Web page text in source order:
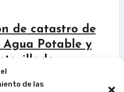
de las
de catastro de
Agua Potable y
0 Comentarios